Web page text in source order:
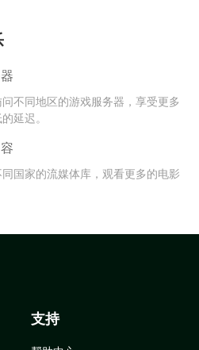
不同地区的游戏服务器，享受更多
延迟。
国家的流媒体库，观看更多的电影
支持